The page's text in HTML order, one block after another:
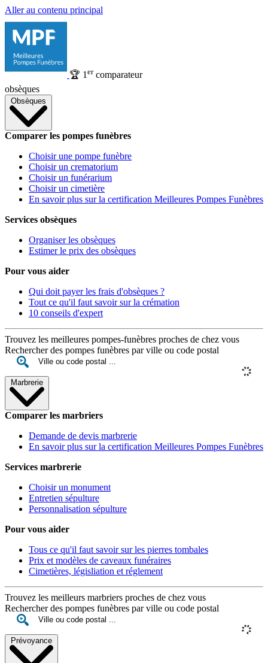
Aller au contenu principal
🏆 1 ercomparateur
obsèques
Obsèques
Comparer les pompes funèbres
Choisir une pompe funèbre
Choisir un crematorium
Choisir un funérarium
Choisir un cimetière
En savoir plus sur la certification Meilleures Pompes Funèbres
Services obsèques
Organiser les obsèques
Estimer le prix des obsèques
Pour vous aider
Qui doit payer les frais d'obsèques ?
Tout ce qu'il faut savoir sur la crémation
10 conseils d'expert
Trouvez les meilleures pompes-funèbres proches de chez vous
Rechercher des pompes funèbres par ville ou code postal
Marbrerie
Comparer les marbriers
Demande de devis marbrerie
En savoir plus sur la certification Meilleures Pompes Funèbres
Services marbrerie
Choisir un monument
Entretien sépulture
Personnalisation sépulture
Pour vous aider
Tous ce qu'il faut savoir sur les pierres tombales
Prix et modèles de caveaux funéraires
Cimetières, législiation et réglement
Trouvez les meilleurs marbriers proches de chez vous
Rechercher des pompes funèbres par ville ou code postal
Prévoyance